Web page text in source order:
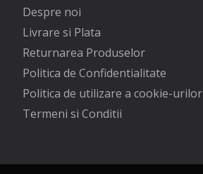
Despre noi
Livrare si Plata
Returnarea Produselor
Politica de Confidentialitate
Politica de utilizare a cookie-urilor
Termeni si Conditii